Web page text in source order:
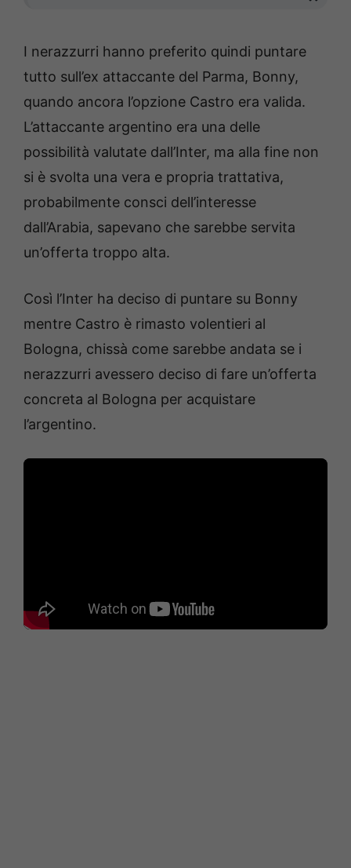
I nerazzurri hanno preferito quindi puntare
tutto sull’ex attaccante del Parma, Bonny,
quando ancora l’opzione Castro era valida.
L’attaccante argentino era una delle
possibilità valutate dall’Inter, ma alla fine non
si è svolta una vera e propria trattativa,
probabilmente consci dell’interesse
dall’Arabia, sapevano che sarebbe servita
un’offerta troppo alta.
Così l’Inter ha deciso di puntare su Bonny
mentre Castro è rimasto volentieri al
Bologna, chissà come sarebbe andata se i
nerazzurri avessero deciso di fare un’offerta
concreta al Bologna per acquistare
l’argentino.